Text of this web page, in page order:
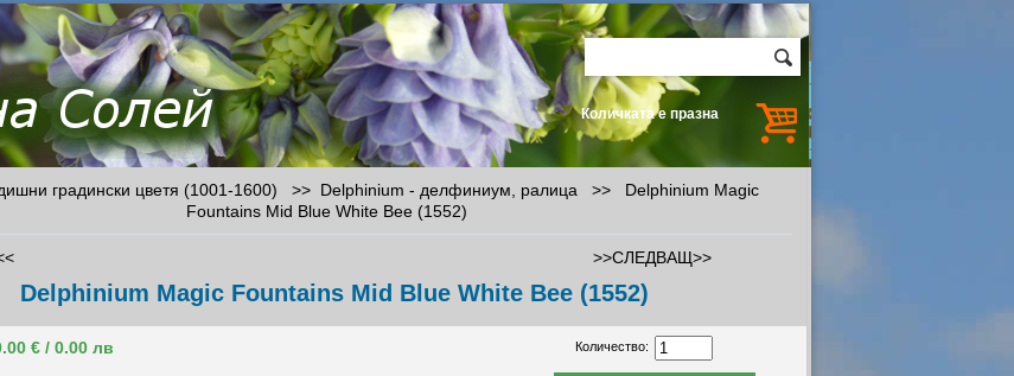
Количката е празна
градински цветя (1001-1600) >> Delphinium - делфиниум, ралица >> Delphinium Magic
Fountains Mid Blue White Bee (1552)
>>СЛЕДВАЩ>>
Delphinium Magic Fountains Mid Blue White Bee (1552)
€ / 0.00 лв Количество: